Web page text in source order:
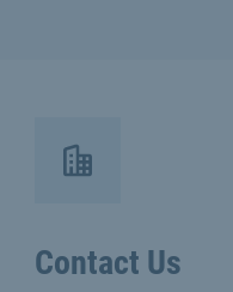
Contact Us